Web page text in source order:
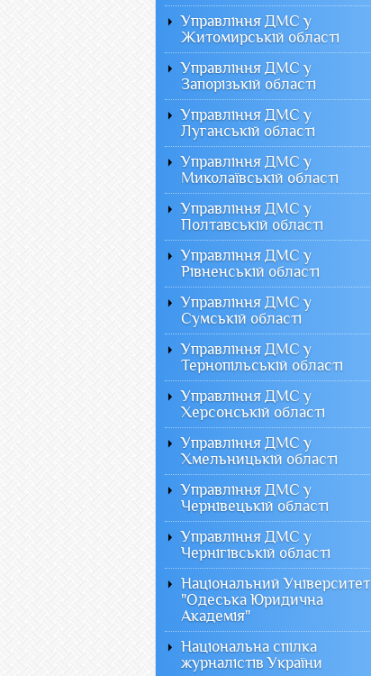
Управління ДМС у
Житомирській області
Управління ДМС у
Запорізькій області
Управління ДМС у
Луганській області
Управління ДМС у
Миколаївській області
Управління ДМС у
Полтавській області
Управління ДМС у
Рівненській області
Управління ДМС у
Сумській області
Управління ДМС у
Тернопільській області
Управління ДМС у
Херсонській області
Управління ДМС у
Хмельницькій області
Управління ДМС у
Чернівецькій області
Управління ДМС у
Чернігівській області
Національний Університет
"Одеська Юридична
Академія"
Національна спілка
журналістів України